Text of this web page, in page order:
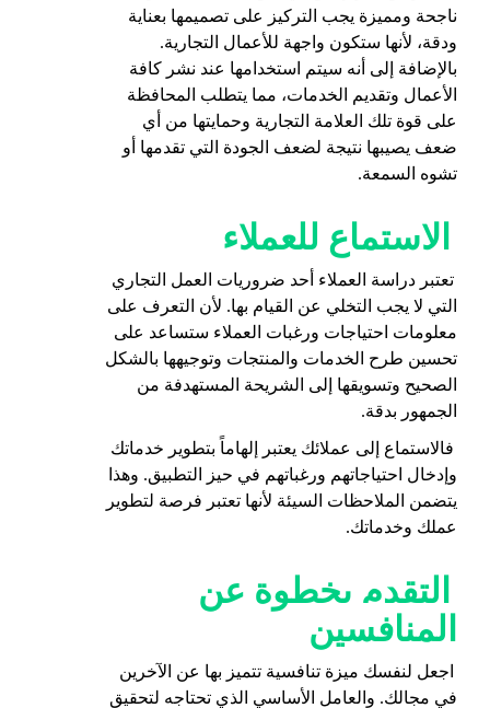
ناجحة ومميزة يجب التركيز على تصميمها بعناية
ودقة، لأنها ستكون واجهة للأعمال التجارية.
بالإضافة إلى أنه سيتم استخدامها عند نشر كافة
الأعمال وتقديم الخدمات، مما يتطلب المحافظة
على قوة تلك العلامة التجارية وحمايتها من أي
ضعف يصيبها نتيجة لضعف الجودة التي تقدمها أو
تشوه السمعة.
الاستماع للعملاء
تعتبر دراسة العملاء أحد ضروريات العمل التجاري
التي لا يجب التخلي عن القيام بها. لأن التعرف على
معلومات احتياجات ورغبات العملاء ستساعد على
تحسين طرح الخدمات والمنتجات وتوجيهها بالشكل
الصحيح وتسويقها إلى الشريحة المستهدفة من
الجمهور بدقة.
فالاستماع إلى عملائك يعتبر إلهاماً بتطوير خدماتك
وإدخال احتياجاتهم ورغباتهم في حيز التطبيق. وهذا
يتضمن الملاحظات السيئة لأنها تعتبر فرصة لتطوير
عملك وخدماتك.
التقدم بخطوة عن
المنافسين
اجعل لنفسك ميزة تنافسية تتميز بها عن الآخرين
في مجالك. والعامل الأساسي الذي تحتاجه لتحقيق